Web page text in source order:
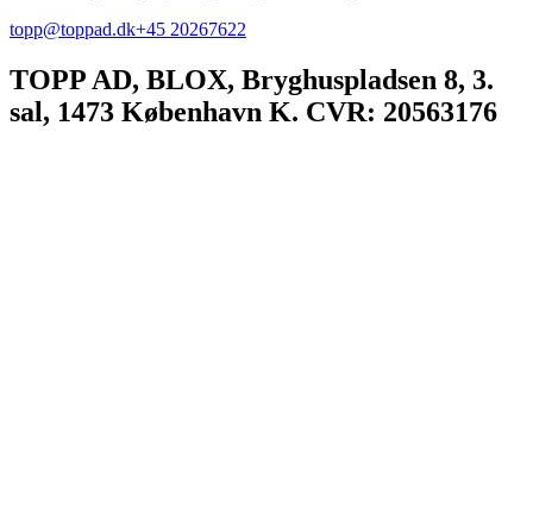
topp@toppad.dk+45 20267622
TOPP AD, BLOX, Bryghuspladsen 8, 3.
sal, 1473 København K. CVR: 20563176